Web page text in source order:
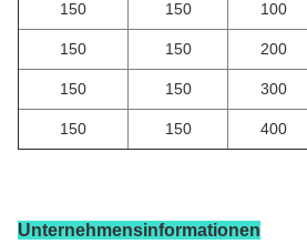
150 150 100
150 150 200
150 150 300
150 150 400
Unternehmensinformationen